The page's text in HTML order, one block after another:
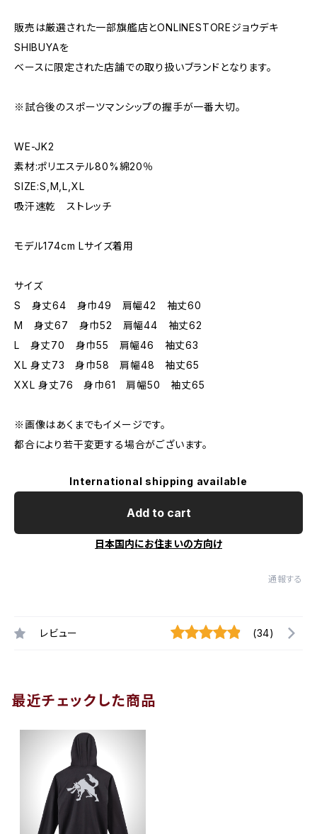
販売は厳選された一部旗艦店とONLINESTOREジョウデキ
SHIBUYAを
ベースに限定された店舗での取り扱いブランドとなります。
※試合後のスポーツマンシップの握手が一番大切。
WE-JK2
素材:ポリエステル80%綿20％
SIZE:S,M,L,XL
吸汗速乾 ストレッチ
モデル174cm Lサイズ着用
サイズ
S 身丈64 身巾49 肩幅42 袖丈60
M 身丈67 身巾52 肩幅44 袖丈62
L 身丈70 身巾55 肩幅46 袖丈63
XL 身丈73 身巾58 肩幅48 袖丈65
XXL 身丈76 身巾61 肩幅50 袖丈65
※画像はあくまでもイメージです。
都合により若干変更する場合がございます。
International shipping available
Add to cart
日本国内にお住まいの方向け
通報する
レビュー (34)
最近チェックした商品